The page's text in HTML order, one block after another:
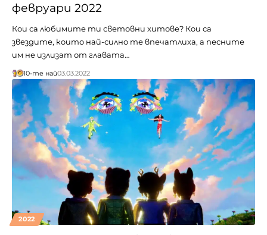
февруари 2022
Кои са любимите ти световни хитове? Кои са
звездите, които най-силно те впечатлиха, а песните
им не излизат от главата…
10-те най03.03.2022
2022